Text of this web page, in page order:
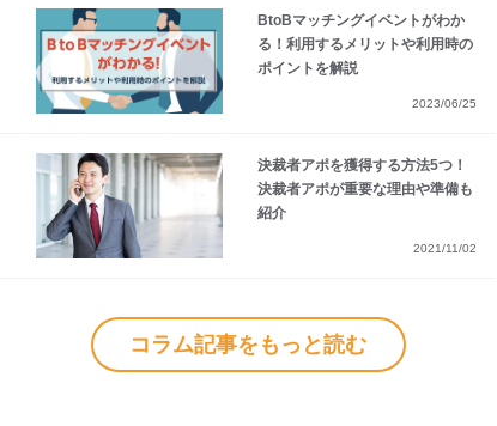
BtoBマッチングイベントがわか
る！利用するメリットや利用時の
ポイントを解説
2023/06/25
決裁者アポを獲得する方法5つ！
決裁者アポが重要な理由や準備も
紹介
2021/11/02
コラム記事をもっと読む